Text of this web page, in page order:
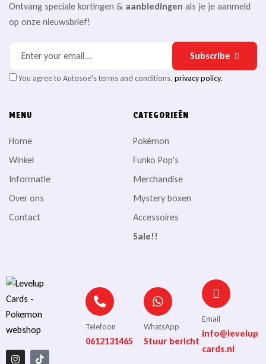
Ontvang speciale kortingen & aanbiedingen als je je aanmeld
op onze nieuwsbrief!
Subscribe
You agree to Autosoe's terms and conditions, privacy policy.
MENU
Home
Winkel
Informatie
Over ons
Contact
CATEGORIEËN
Pokémon
Funko Pop's
Merchandise
Mystery boxen
Accessoires
Sale!!
Telefoon
0612131465
WhatsApp
Stuur bericht
Email
info@levelup
cards.nl